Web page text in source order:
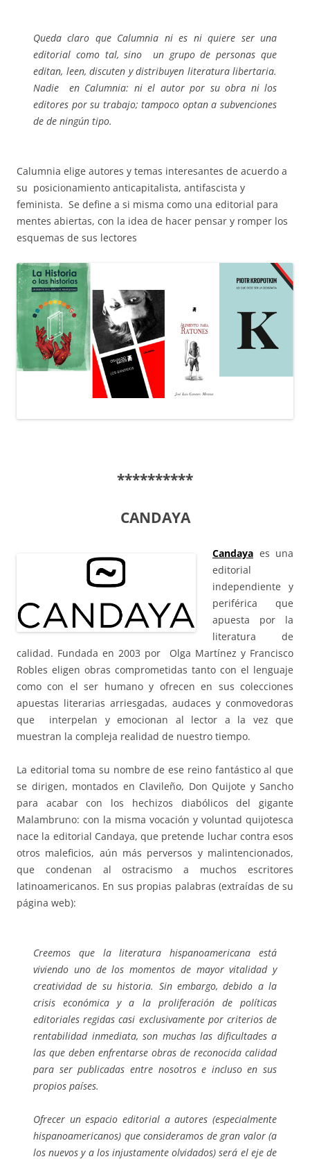
Queda claro que Calumnia ni es ni quiere ser una
editorial como tal, sino un grupo de personas que
editan, leen, discuten y distribuyen literatura libertaria.
Nadie en Calumnia: ni el autor por su obra ni los
editores por su trabajo; tampoco optan a subvenciones
de de ningún tipo.
Calumnia elige autores y temas interesantes de acuerdo a
su posicionamiento anticapitalista, antifascista y
feminista. Se define a si misma como una editorial para
mentes abiertas, con la idea de hacer pensar y romper los
esquemas de sus lectores
**********
CANDAYA
Candaya es una
editorial
independiente y
periférica que
apuesta por la
literatura de
calidad. Fundada en 2003 por Olga Martínez y Francisco
Robles eligen obras comprometidas tanto con el lenguaje
como con el ser humano y ofrecen en sus colecciones
apuestas literarias arriesgadas, audaces y conmovedoras
que interpelan y emocionan al lector a la vez que
muestran la compleja realidad de nuestro tiempo.
La editorial toma su nombre de ese reino fantástico al que
se dirigen, montados en Clavileño, Don Quijote y Sancho
para acabar con los hechizos diabólicos del gigante
Malambruno: con la misma vocación y voluntad quijotesca
nace la editorial Candaya, que pretende luchar contra esos
otros maleficios, aún más perversos y malintencionados,
que condenan al ostracismo a muchos escritores
latinoamericanos. En sus propias palabras (extraídas de su
página web):
Creemos que la literatura hispanoamericana está
viviendo uno de los momentos de mayor vitalidad y
creatividad de su historia. Sin embargo, debido a la
crisis económica y a la proliferación de políticas
editoriales regidas casi exclusivamente por criterios de
rentabilidad inmediata, son muchas las dificultades a
las que deben enfrentarse obras de reconocida calidad
para ser publicadas entre nosotros e incluso en sus
propios países.
Ofrecer un espacio editorial a autores (especialmente
hispanoamericanos) que consideramos de gran valor (a
los nuevos y a los injustamente olvidados) será el eje de